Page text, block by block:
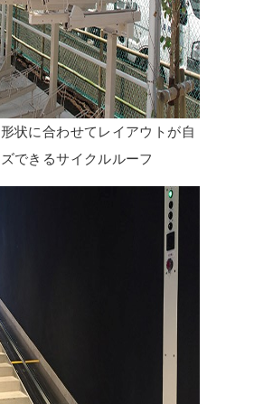
状に合わせてレイアウトが自
できるサイクルルーフ